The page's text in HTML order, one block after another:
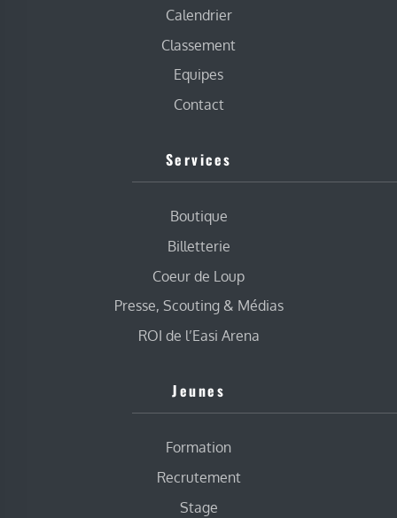
Calendrier
Classement
Equipes
Contact
Services
Boutique
Billetterie
Coeur de Loup
Presse, Scouting & Médias
ROI de l’Easi Arena
Jeunes
Formation
Recrutement
Stage